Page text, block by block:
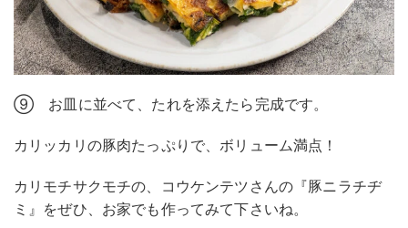
⑨ お皿に並べて、たれを添えたら完成です。
カリッカリの豚肉たっぷりで、ボリューム満点！
カリモチサクモチの、コウケンテツさんの『豚ニラチヂ
ミ』をぜひ、お家でも作ってみて下さいね。